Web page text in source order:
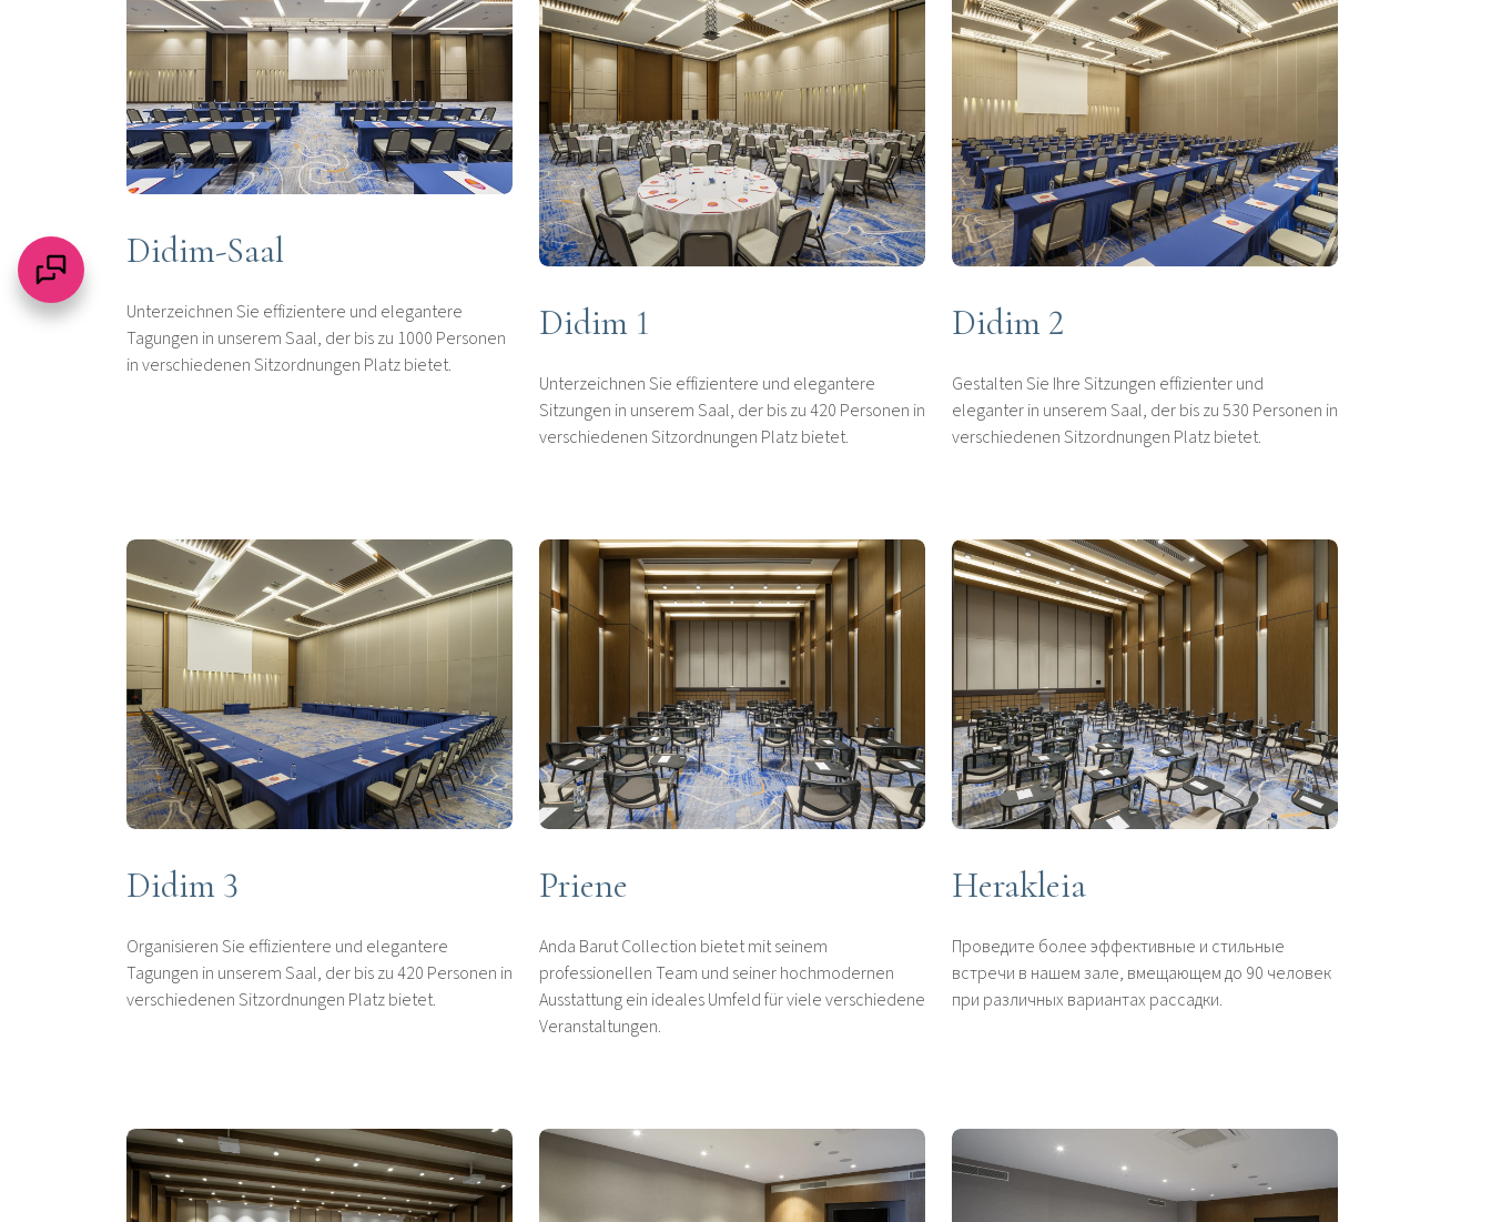
Didim-Saal
Unterzeichnen Sie effizientere und elegantere
Tagungen in unserem Saal, der bis zu 1000 Personen
in verschiedenen Sitzordnungen Platz bietet.
Didim 1
Unterzeichnen Sie effizientere und elegantere
Sitzungen in unserem Saal, der bis zu 420 Personen in
verschiedenen Sitzordnungen Platz bietet.
Didim 2
Gestalten Sie Ihre Sitzungen effizienter und
eleganter in unserem Saal, der bis zu 530 Personen in
verschiedenen Sitzordnungen Platz bietet.
Didim 3
Organisieren Sie effizientere und elegantere
Tagungen in unserem Saal, der bis zu 420 Personen in
verschiedenen Sitzordnungen Platz bietet.
Priene
Anda Barut Collection bietet mit seinem
professionellen Team und seiner hochmodernen
Ausstattung ein ideales Umfeld für viele verschiedene
Veranstaltungen.
Herakleia
Проведите более эффективные и стильные
встречи в нашем зале, вмещающем до 90 человек
при различных вариантах рассадки.